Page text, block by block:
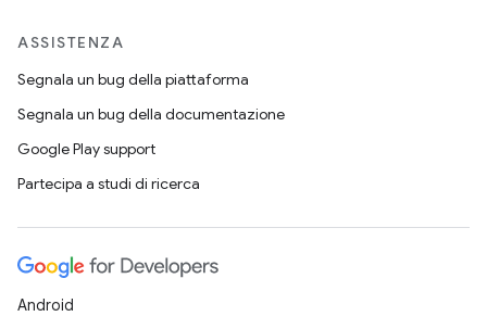
ASSISTENZA
Segnala un bug della piattaforma
Segnala un bug della documentazione
Google Play support
Partecipa a studi di ricerca
Android